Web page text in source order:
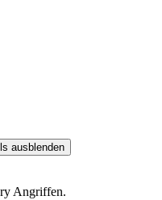
ausblenden
Angriffen.